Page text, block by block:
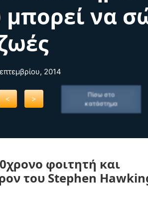
μπορεί να
2014
< >
Πίσω στο
κατάστημα
φοιτητή και
του Stephen